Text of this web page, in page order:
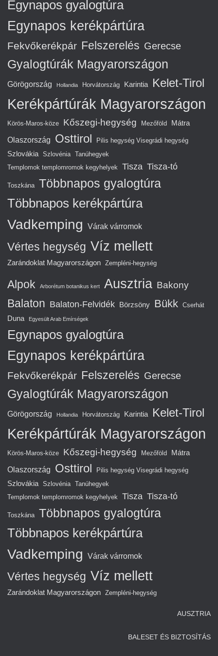
Egynapos gyalogtúra
Egynapos kerékpártúra
Fekvőkerékpár Felszerelés Gerecse
Gyalogtúrák Magyarországon
Görögország Hollandia Horvátország Karintia Kelet-Tirol
Kerékpártúrák Magyarországon
Körös-Maros-köze Kőszegi-hegység Mezőföld Mátra
Olaszország Osttirol Pilis hegység Visegrádi hegység
Szlovákia Szlovénia Tanúhegyek
Templomok templomromok kegyhelyek Tisza Tisza-tó
Toszkána Többnapos gyalogtúra
Többnapos kerékpártúra
Vadkemping Várak várromok
Vértes hegység Víz mellett
Zarándoklat Magyarországon Zempléni-hegység
Alpok Arborétum botanikus kert Ausztria Bakony
Balaton Balaton-Felvidék Börzsöny Bükk Cserhát
Duna Egyesült Arab Emírségek
Egynapos gyalogtúra
Egynapos kerékpártúra
Fekvőkerékpár Felszerelés Gerecse
Gyalogtúrák Magyarországon
Görögország Hollandia Horvátország Karintia Kelet-Tirol
Kerékpártúrák Magyarországon
Körös-Maros-köze Kőszegi-hegység Mezőföld Mátra
Olaszország Osttirol Pilis hegység Visegrádi hegység
Szlovákia Szlovénia Tanúhegyek
Templomok templomromok kegyhelyek Tisza Tisza-tó
Toszkána Többnapos gyalogtúra
Többnapos kerékpártúra
Vadkemping Várak várromok
Vértes hegység Víz mellett
Zarándoklat Magyarországon Zempléni-hegység
AUSZTRIA
BALESET ÉS BIZTOSÍTÁS